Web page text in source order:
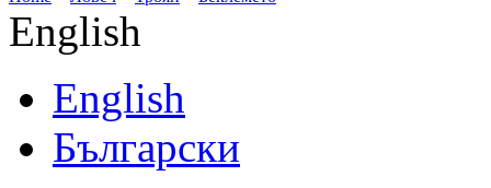
English
English
Български